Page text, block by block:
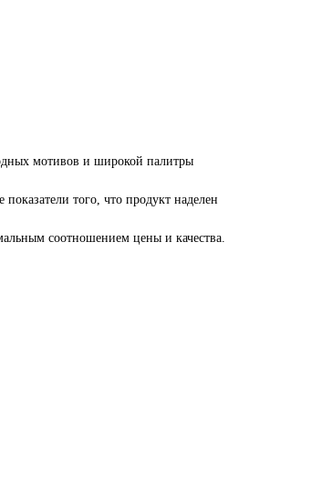
мотивов и широкой палитры
того, что продукт наделен
соотношением цены и качества.